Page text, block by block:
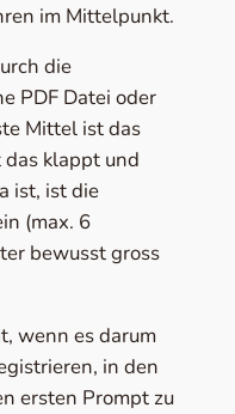
im Mittelpunkt.
die
PDF Datei oder
Mittel ist das
klappt und
ist, ist die
(max. 6
bewusst gross
wenn es darum
in den
ersten Prompt zu